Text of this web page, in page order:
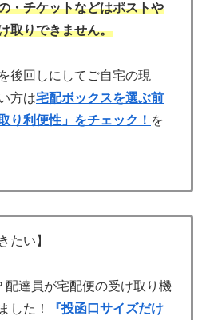
・チケットなどはポストや
取りできません。
後回しにしてご自宅の現
方は宅配ボックスを選ぶ前
り利便性」をチェック！ を
たい】
配達員が宅配便の受け取り機
した！
『投函口サイズだけ